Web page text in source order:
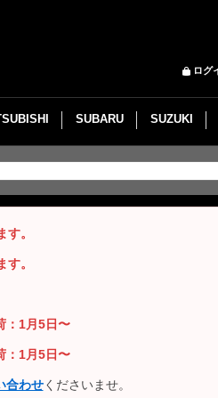
ログ
SUBARU SUZUKI
。
。
：1月5日〜
：1月5日〜
合わせくださいませ。